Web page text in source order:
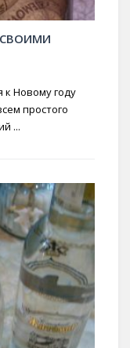
к Новому году
простого
...